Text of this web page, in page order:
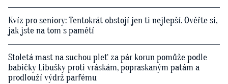
Kvíz pro seniory: Tentokrát obstojí jen ti nejlepší. Ověřte si,
jak jste na tom s pamětí
Stoletá mast na suchou pleť za pár korun pomůže podle
babičky Libušky proti vráskám, popraskaným patám a
prodlouží výdrž parfému